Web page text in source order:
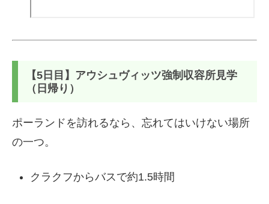
【5日目】アウシュヴィッツ強制収容所見学
（日帰り）
ポーランドを訪れるなら、忘れてはいけない場所
の一つ。
クラクフからバスで約1.5時間